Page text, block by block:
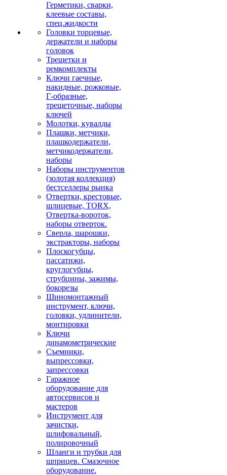
Герметики, сварки,
клеевые составы,
спец.жидкости
Головки торцевые,
держатели и наборы
головок
Трещетки и
ремкомплекты
Ключи гаечные,
накидные, рожковые,
Г-образные,
трещеточные, наборы
ключей
Молотки, кувалды
Плашки, метчики,
плашкодержатели,
метчикодержатели,
наборы
Наборы инструментов
(золотая коллекция)
бестселлеры рынка
Отвертки, крестовые,
шлицевые, TORX,
Отвертка-вороток,
наборы отверток.
Сверла, шарошки,
экстракторы, наборы
Плоскогубцы,
пассатижи,
круглогубцы,
струбцины, зажимы,
бокорезы
Шиномонтажный
инструмент, ключи,
головки, удлинители,
монтировки
Ключи
динамометрические
Съемники,
выпрессовки,
запрессовки
Гаражное
оборудование для
автосервисов и
мастеров
Инструмент для
зачистки,
шлифовальный,
полировочный
Шланги и трубки для
шприцев. Смазочное
оборудование.